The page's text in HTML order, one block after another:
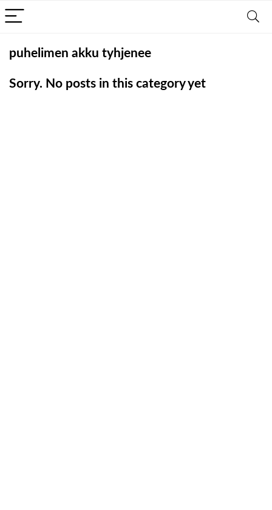
puhelimen akku tyhjenee
Sorry. No posts in this category yet